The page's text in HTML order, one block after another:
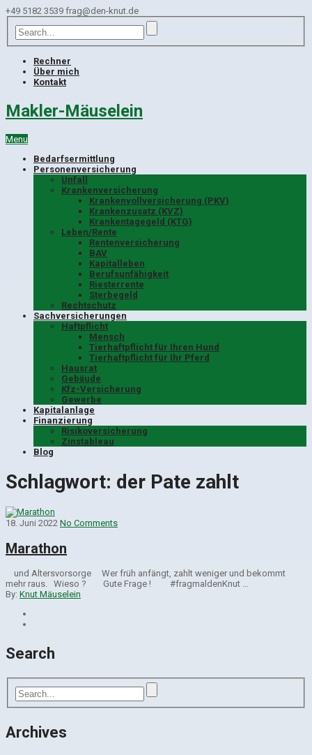
+49 5182 3539 frag@den-knut.de
Rechner
Über mich
Kontakt
Makler-Mäuselein
Menu
Bedarfsermittlung
Personenversicherung
Unfall
Krankenversicherung
Krankenvollversicherung (PKV)
Krankenzusatz (KVZ)
Krankentagegeld (KTG)
Leben/Rente
Rentenversicherung
BAV
Kapitalleben
Berufsunfähigkeit
Riesterrente
Sterbegeld
Rechtschutz
Sachversicherungen
Haftpflicht
Mensch
Tierhaftpflicht für Ihren Hund
Tierhaftpflicht für Ihr Pferd
Hausrat
Gebäude
Kfz-Versicherung
Gewerbe
Kapitalanlage
Finanzierung
Risikoversicherung
Zinstableau
Blog
Schlagwort: der Pate zahlt
18. Juni 2022 No Comments
Marathon
und Altersvorsorge Wer früh anfängt, zahlt weniger und bekommt
mehr raus. Wieso ? Gute Frage ! #fragmaldenKnut …
By: Knut Mäuselein
Search
Archives